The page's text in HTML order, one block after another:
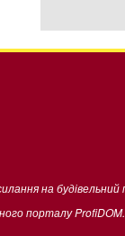
на
порталу